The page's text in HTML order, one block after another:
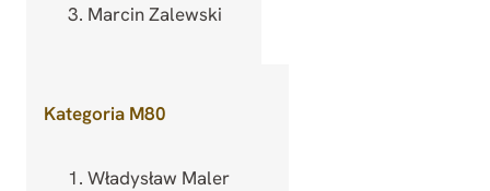
Marcin Zalewski
Kategoria M80
Władysław Maler